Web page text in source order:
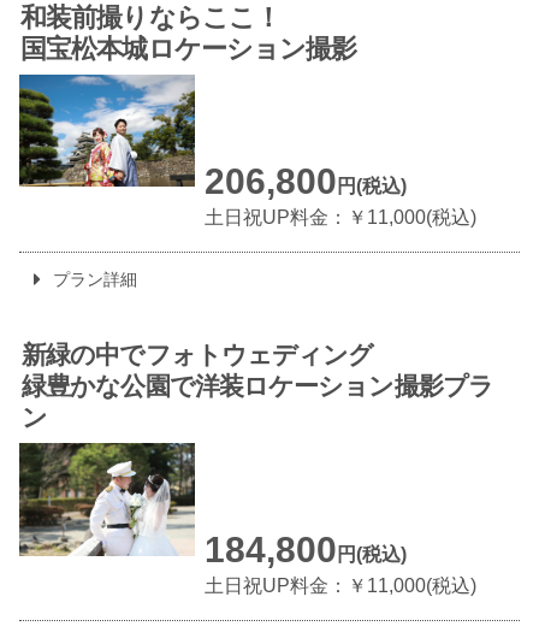
和装前撮りならここ！
国宝松本城ロケーション撮影
206,800 円(税込)
土日祝UP料金：￥11,000(税込)
プラン詳細
新緑の中でフォトウェディング
緑豊かな公園で洋装ロケーション撮影プラ
ン
184,800 円(税込)
土日祝UP料金：￥11,000(税込)